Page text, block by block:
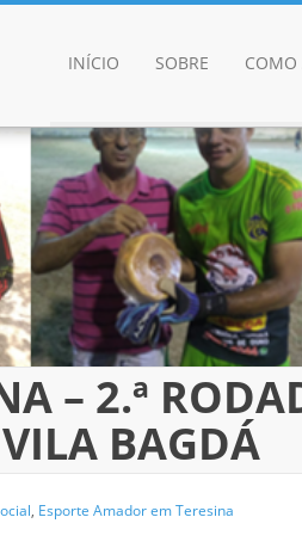
INÍCIO SOBRE COMO
– 2.ª
BAGDÁ
, Esporte Amador em Teresina